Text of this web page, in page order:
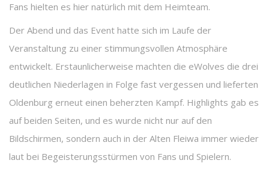
Fans hielten es hier natürlich mit dem Heimteam.
Der Abend und das Event hatte sich im Laufe der
Veranstaltung zu einer stimmungsvollen Atmosphäre
entwickelt. Erstaunlicherweise machten die eWolves die drei
deutlichen Niederlagen in Folge fast vergessen und lieferten
Oldenburg erneut einen beherzten Kampf. Highlights gab es
auf beiden Seiten, und es wurde nicht nur auf den
Bildschirmen, sondern auch in der Alten Fleiwa immer wieder
laut bei Begeisterungsstürmen von Fans und Spielern.